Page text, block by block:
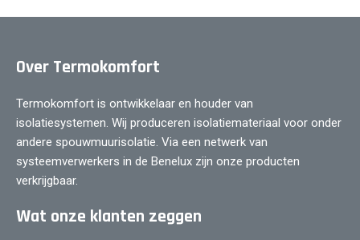
Over Termokomfort
Termokomfort is ontwikkelaar en houder van
isolatiesystemen. Wij produceren isolatiemateriaal voor onder
andere spouwmuurisolatie. Via een netwerk van
systeemverwerkers in de Benelux zijn onze producten
verkrijgbaar.
Wat onze klanten zeggen